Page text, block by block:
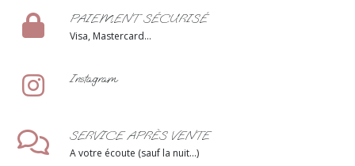
PAIEMENT SÉCURISÉ
Visa, Mastercard...
Instagram
SERVICE APRÈS VENTE
A votre écoute (sauf la nuit...)